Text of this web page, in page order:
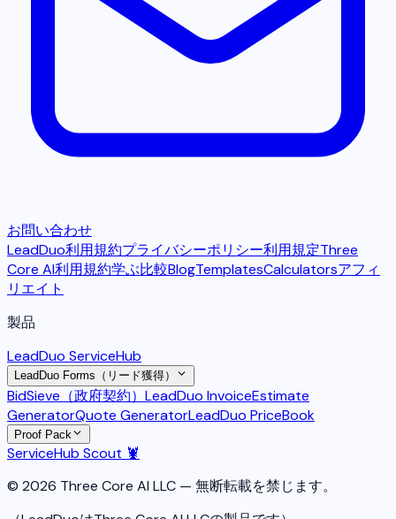
お問い合わせ
LeadDuo利用規約プライバシーポリシー利用規定Three
Core AI利用規約学ぶ比較BlogTemplatesCalculatorsアフィ
リエイト
製品
LeadDuo ServiceHub
LeadDuo Forms（リード獲得）
BidSieve（政府契約） LeadDuo InvoiceEstimate
GeneratorQuote GeneratorLeadDuo PriceBook
Proof Pack
ServiceHub Scout 🦞
© 2026 Three Core AI LLC — 無断転載を禁じます。